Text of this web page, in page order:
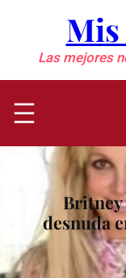
contenidoLas mejores
Britney
desnuda